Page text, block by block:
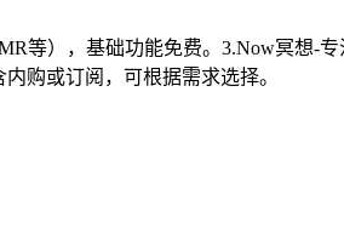
等），基础功能免费。3.Now冥想-专
购或订阅，可根据需求选择。